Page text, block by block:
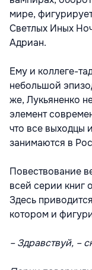
мире,
Светлых Иных
Адриан.
Ему и коллеге-
небольшой
же, Лукьяненко
элемент
что все выходцы
занимаются в
Повествование
всей серии книг
Здесь
котором и
– Здравствуй, –